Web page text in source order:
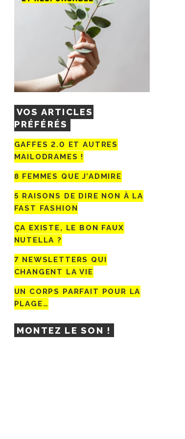
VOS ARTICLES
PRÉFÉRÉS
GAFFES 2.0 ET AUTRES
MAILODRAMES !
8 FEMMES QUE J’ADMIRE
5 RAISONS DE DIRE NON À LA
FAST FASHION
ÇA EXISTE, LE BON FAUX
NUTELLA ?
7 NEWSLETTERS QUI
CHANGENT LA VIE
UN CORPS PARFAIT POUR LA
PLAGE…
MONTEZ LE SON !